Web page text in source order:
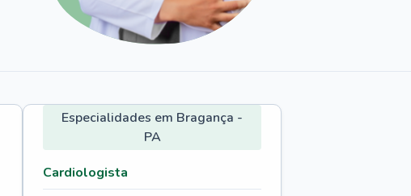
Especialidades em Bragança -
PA
Cardiologista